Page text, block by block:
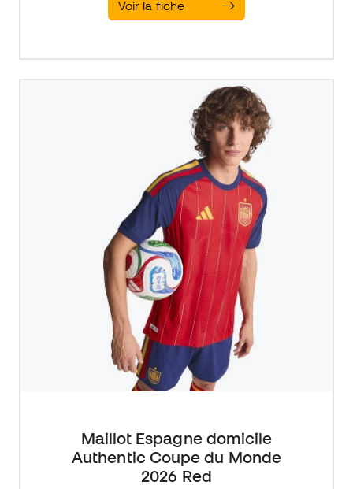
Voir la fiche
Maillot Espagne domicile
Authentic Coupe du Monde
2026 Red